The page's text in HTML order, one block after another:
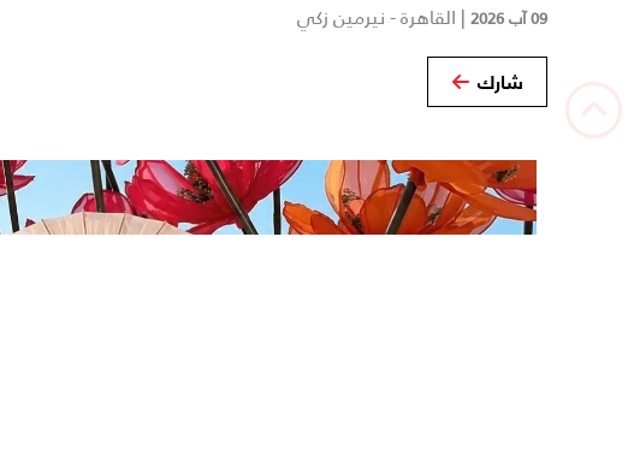
09 آب 2026 | القاهرة - نيرمين زكي
شارك